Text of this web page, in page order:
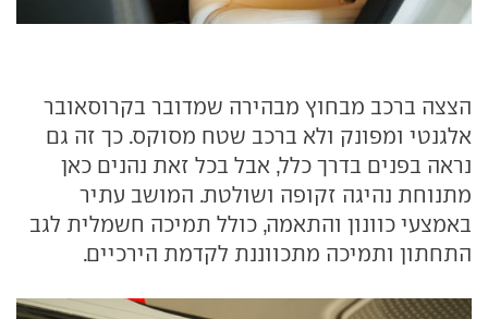
הצצה ברכב מבחוץ מבהירה שמדובר בקרוסאובר
אלגנטי ומפונק ולא ברכב שטח מסוקס. כך זה גם
נראה בפנים בדרך כלל, אבל בכל זאת נהנים כאן
מתנוחת נהיגה זקופה ושולטת. המושב עתיר
באמצעי כוונון והתאמה, כולל תמיכה חשמלית לגב
התחתון ותמיכה מתכווננת לקדמת הירכיים.